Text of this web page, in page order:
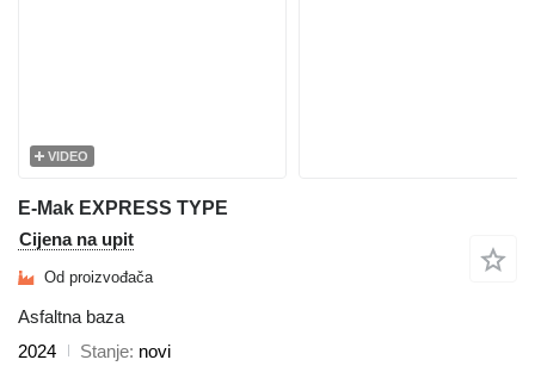
VIDEO
E-Mak EXPRESS TYPE
Cijena na upit
Od proizvođača
Asfaltna baza
2024
Stanje novi